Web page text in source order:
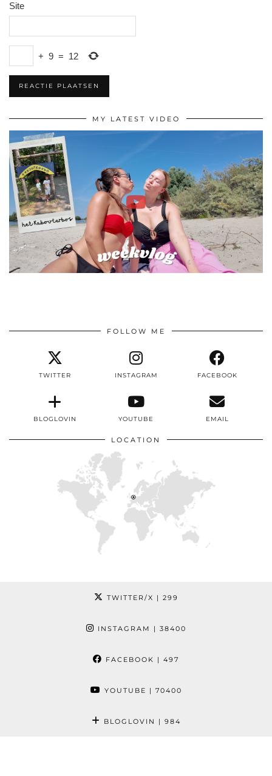
Site
+ 9 = 12
MY LATEST VIDEO
FOLLOW ME
TWITTER INSTAGRAM FACEBOOK
BLOGLOVIN YOUTUBE EMAIL
LOCATION
TWITTER/X | 299
INSTAGRAM | 38400
FACEBOOK | 497
YOUTUBE | 70400
BLOGLOVIN | 984